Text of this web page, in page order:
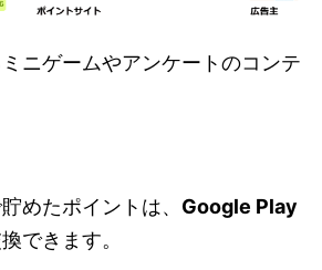
ニゲームやアンケートのコンテ
めたポイントは、 Google Play
できます。